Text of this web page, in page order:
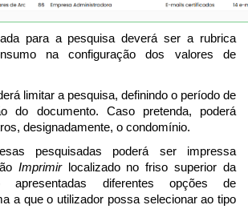
para a pesquisa deverá ser a rubrica
na configuração dos valores de
limitar a pesquisa, definindo o período de
do documento. Caso pretenda, poderá
designadamente, o condomínio.
pesquisadas poderá ser impressa
Imprimirlocalizado no friso superior da
apresentadas diferentes opções de
a que o utilizador possa selecionar ao tipo